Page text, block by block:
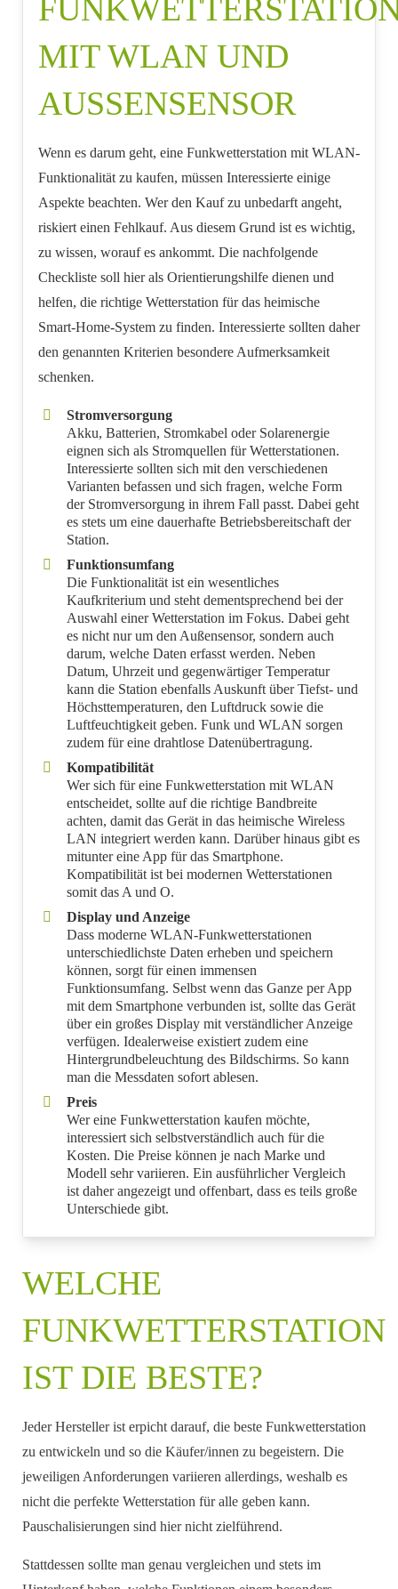
MIT WLAN UND
AUSSENSENSOR
Wenn es darum geht, eine Funkwetterstation mit WLAN-
Funktionalität zu kaufen, müssen Interessierte einige
Aspekte beachten. Wer den Kauf zu unbedarft angeht,
riskiert einen Fehlkauf. Aus diesem Grund ist es wichtig,
zu wissen, worauf es ankommt. Die nachfolgende
Checkliste soll hier als Orientierungshilfe dienen und
helfen, die richtige Wetterstation für das heimische
Smart-Home-System zu finden. Interessierte sollten daher
den genannten Kriterien besondere Aufmerksamkeit
schenken.
Stromversorgung
Akku, Batterien, Stromkabel oder Solarenergie
eignen sich als Stromquellen für Wetterstationen.
Interessierte sollten sich mit den verschiedenen
Varianten befassen und sich fragen, welche Form
der Stromversorgung in ihrem Fall passt. Dabei geht
es stets um eine dauerhafte Betriebsbereitschaft der
Station.
Funktionsumfang
Die Funktionalität ist ein wesentliches
Kaufkriterium und steht dementsprechend bei der
Auswahl einer Wetterstation im Fokus. Dabei geht
es nicht nur um den Außensensor, sondern auch
darum, welche Daten erfasst werden. Neben
Datum, Uhrzeit und gegenwärtiger Temperatur
kann die Station ebenfalls Auskunft über Tiefst- und
Höchsttemperaturen, den Luftdruck sowie die
Luftfeuchtigkeit geben. Funk und WLAN sorgen
zudem für eine drahtlose Datenübertragung.
Kompatibilität
Wer sich für eine Funkwetterstation mit WLAN
entscheidet, sollte auf die richtige Bandbreite
achten, damit das Gerät in das heimische Wireless
LAN integriert werden kann. Darüber hinaus gibt es
mitunter eine App für das Smartphone.
Kompatibilität ist bei modernen Wetterstationen
somit das A und O.
Display und Anzeige
Dass moderne WLAN-Funkwetterstationen
unterschiedlichste Daten erheben und speichern
können, sorgt für einen immensen
Funktionsumfang. Selbst wenn das Ganze per App
mit dem Smartphone verbunden ist, sollte das Gerät
über ein großes Display mit verständlicher Anzeige
verfügen. Idealerweise existiert zudem eine
Hintergrundbeleuchtung des Bildschirms. So kann
man die Messdaten sofort ablesen.
Preis
Wer eine Funkwetterstation kaufen möchte,
interessiert sich selbstverständlich auch für die
Kosten. Die Preise können je nach Marke und
Modell sehr variieren. Ein ausführlicher Vergleich
ist daher angezeigt und offenbart, dass es teils große
Unterschiede gibt.
WELCHE
FUNKWETTERSTATION
IST DIE BESTE?
Jeder Hersteller ist erpicht darauf, die beste Funkwetterstation
zu entwickeln und so die Käufer/innen zu begeistern. Die
jeweiligen Anforderungen variieren allerdings, weshalb es
nicht die perfekte Wetterstation für alle geben kann.
Pauschalisierungen sind hier nicht zielführend.
Stattdessen sollte man genau vergleichen und stets im